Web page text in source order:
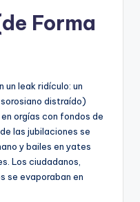
Forma
un leak ridículo: un
distraído)
orgías con fondos de
las jubilaciones se
y bailes en yates
Los ciudadanos,
se evaporaban en